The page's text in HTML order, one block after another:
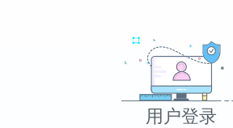
用户登录